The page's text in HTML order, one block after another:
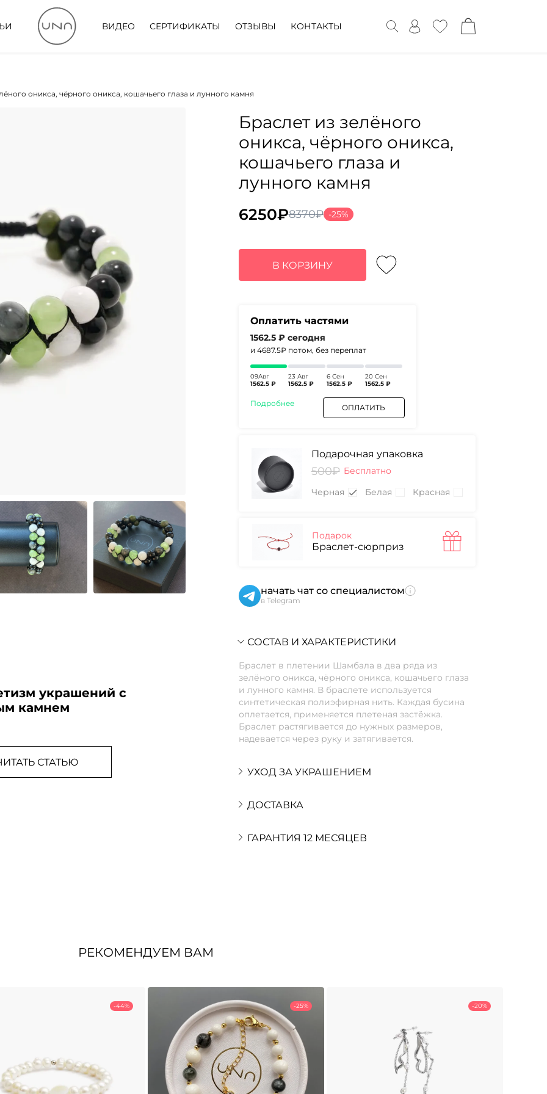
ВИДЕО СЕРТИФИКАТЫ ОТЗЫВЫ КОНТАКТЫ
оникса, чёрного оникса, кошачьего глаза и лунного камня
украшений с
камнем
СТАТЬЮ
Браслет из зелёного
оникса, чёрного оникса,
кошачьего глаза и
лунного камня
8370₽
Первоначальная
составляла
8370₽.
6250₽
Текущая
6250₽.
-25%
В КОРЗИНУ
Оплатить частями
1562.5 ₽ сегодня
и 4687.5₽ потом, без переплат
09Авг
1562.5 ₽
23 Авг
1562.5 ₽
6 Сен
1562.5 ₽
20 Сен
1562.5 ₽
Подробнее ОПЛАТИТЬ
Подарочная упаковка
500₽ Бесплатно
Черная
Белая Красная
Подарок
Браслет-сюрприз
начать чат со специалистом
в Telegram
СОСТАВ И ХАРАКТЕРИСТИКИ
Браслет в плетении Шамбала в два ряда из
зелёного оникса, чёрного оникса, кошачьего глаза
и лунного камня. В браслете используется
синтетическая полиэфирная нить. Каждая бусина
оплетается, применяется плетеная застёжка.
Браслет растягивается до нужных размеров,
надевается через руку и затягивается.
УХОД ЗА УКРАШЕНИЕМ
ДОСТАВКА
ГАРАНТИЯ 12 МЕСЯЦЕВ
РЕКОМЕНДУЕМ ВАМ
-44% -25% -20%